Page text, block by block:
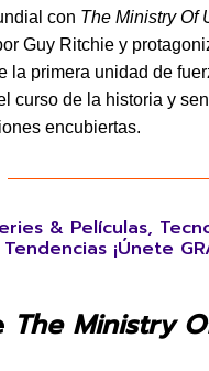
con The Ministry Of
Guy Ritchie y
la primera unidad de
curso de la historia y
encubiertas.
& Películas,
¡Únete
The Ministry